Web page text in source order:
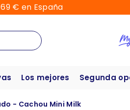
€ en España
Los mejores Segunda
- Cachou Mini Milk